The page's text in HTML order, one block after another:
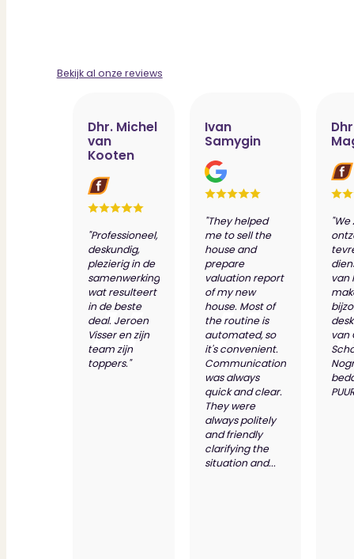
Bekijk al onze reviews
Dhr. Michel
van
Kooten
"Professioneel,
deskundig,
plezierig in de
samenwerking
wat resulteert
in de beste
deal. Jeroen
Visser en zijn
team zijn
toppers."
Ivan
Samygin
"They helped
me to sell the
house and
prepare
valuation report
of my new
house. Most of
the routine is
automated, so
it's convenient.
Communication
was always
quick and clear.
They were
always politely
and friendly
clarifying the
situation and...
"We
van
van